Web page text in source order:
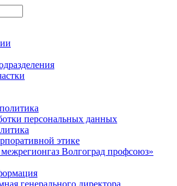
персональных данных
этике
Волгоград профсоюз»
генерального директора